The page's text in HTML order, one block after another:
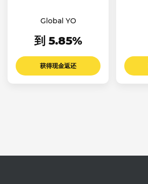
Global YO
到 5.85%
获得现金返还